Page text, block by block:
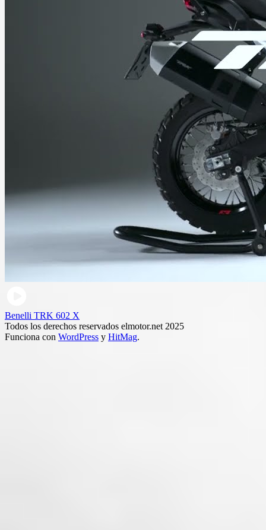
Benelli TRK 602 X
Todos los derechos reservados elmotor.net 2025
Funciona con WordPress y HitMag.